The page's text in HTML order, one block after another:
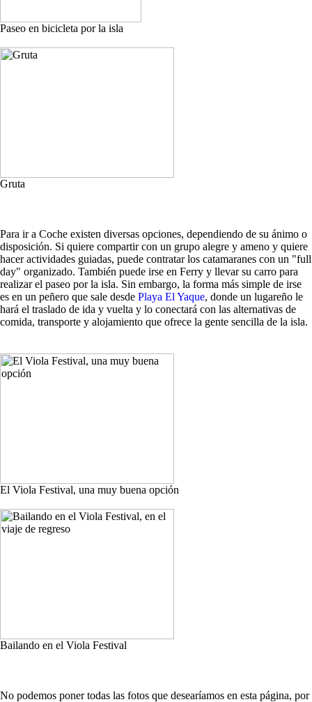
Paseo en bicicleta por la isla
Gruta
Para ir a Coche existen diversas opciones, dependiendo de su ánimo o
disposición. Si quiere compartir con un grupo alegre y ameno y quiere
hacer actividades guiadas, puede contratar los catamaranes con un "full
day" organizado. También puede irse en Ferry y llevar su carro para
realizar el paseo por la isla. Sin embargo, la forma más simple de irse
es en un peñero que sale desde Playa El Yaque, donde un lugareño le
hará el traslado de ida y vuelta y lo conectará con las alternativas de
comida, transporte y alojamiento que ofrece la gente sencilla de la isla.
El Viola Festival, una muy buena opción
Bailando en el Viola Festival
No podemos poner todas las fotos que desearíamos en esta página, por